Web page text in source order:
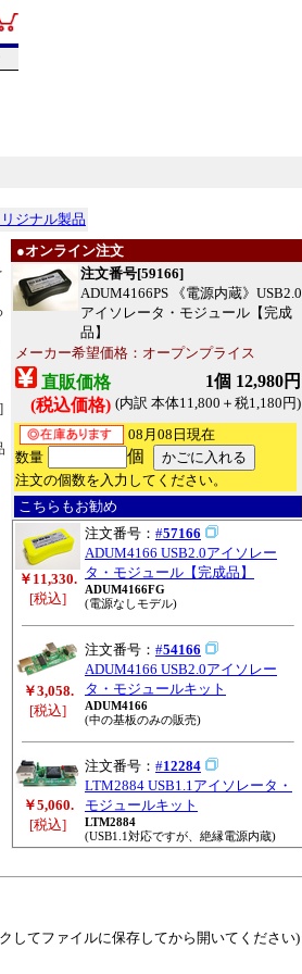
ジナル製品
●オンライン注文
注文番号[59166]
ADUM4166PS 《電源内蔵》USB2.0
アイソレータ・モジュール【完成
品】
メーカー希望価格：オープンプライス
直販価格
(税込価格)
1個 12,980円
(内訳 本体11,800＋税1,180円)
08月08日現在
数量
個
注文の個数を入力してください。
こちらもお勧め
￥11,330.
[税込]
注文番号： #57166
ADUM4166 USB2.0アイソレー
タ・モジュール【完成品】
ADUM4166FG
(電源なしモデル)
￥3,058.
[税込]
注文番号： #54166
ADUM4166 USB2.0アイソレー
タ・モジュールキット
ADUM4166
(中の基板のみの販売)
￥5,060.
[税込]
注文番号： #12284
LTM2884 USB1.1アイソレータ・
モジュールキット
LTM2884
(USB1.1対応ですが、絶縁電源内蔵)
]
してファイルに保存してから開いてください)